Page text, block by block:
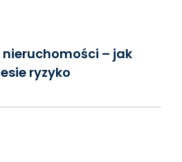
– jak
ryzyko